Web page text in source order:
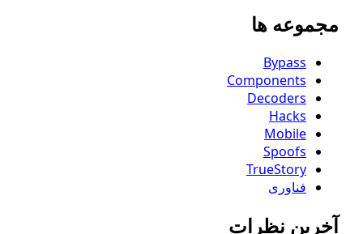
ها
Bypass
Components
Decoders
Hacks
Mobile
Spoofs
TrueStory
فناوری
نظرات